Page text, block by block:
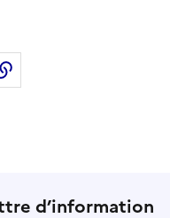
Linkedinsur Instagram
d’information